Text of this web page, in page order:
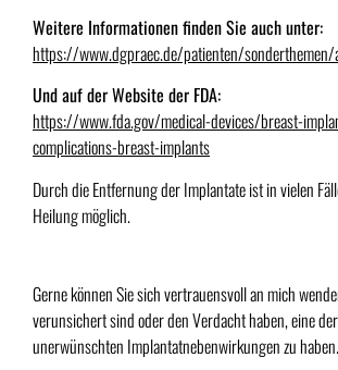
Weitere Informationen finden Sie auch unter:
https://www.dgpraec.de/patienten/
Und auf der Website der FDA:
https://www.fda.gov/medical-devices/breast-
complications-breast-implants
Durch die Entfernung der Implantate ist in vielen
Heilung möglich.
Gerne können Sie sich vertrauensvoll an mich
verunsichert sind oder den Verdacht haben, eine
unerwünschten Implantatnebenwirkungen zu haben.